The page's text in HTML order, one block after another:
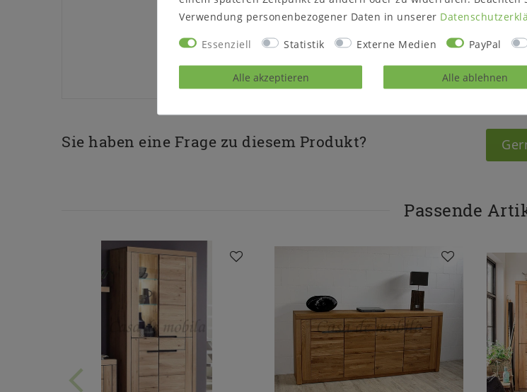
Sie haben eine Frage zu diesem Produkt?
Passende
Verwendung personenbezogener Daten in unserer
Essenziell Statistik Externe Medien PayPal
Alle akzeptieren Alle ablehnen